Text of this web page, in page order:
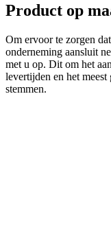
Product op
Om ervoor te zorgen
onderneming aansluit
met u op. Dit om het
levertijden en het
stemmen.